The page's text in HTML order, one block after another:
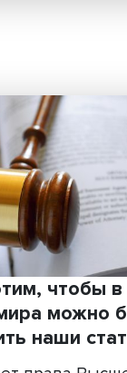
С
все